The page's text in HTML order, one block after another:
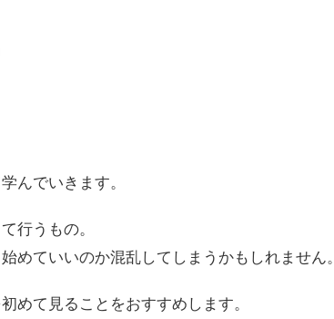
んでいきます。
行うもの。
めていいのか混乱してしまうかもしれません。
めて見ることをおすすめします。